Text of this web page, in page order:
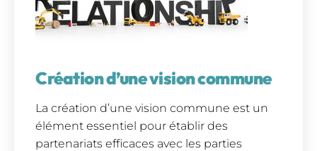
Création d’une vision commune
La création d’une vision commune est un
élément essentiel pour établir des
partenariats efficaces avec les parties